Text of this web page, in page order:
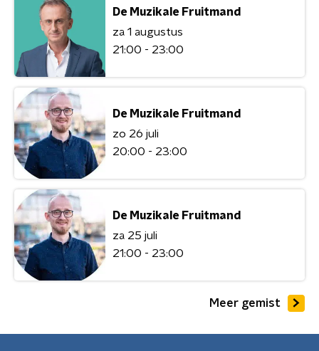
De Muzikale Fruitmand
za 1 augustus
21:00 - 23:00
De Muzikale Fruitmand
zo 26 juli
20:00 - 23:00
De Muzikale Fruitmand
za 25 juli
21:00 - 23:00
Meer gemist